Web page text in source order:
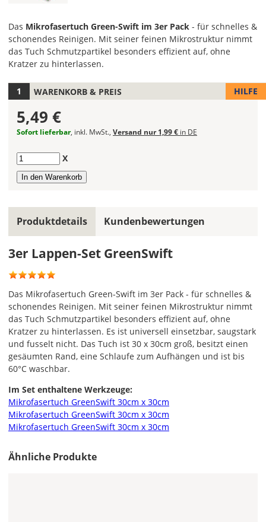
Das Mikrofasertuch Green-Swift im 3er Pack - für schnelles &
schonendes Reinigen. Mit seiner feinen Mikrostruktur nimmt
das Tuch Schmutzpartikel besonders effizient auf, ohne
Kratzer zu hinterlassen.
Lieferzeit
&
Versandkosten?
Economy
Deutschland
Mo., 17.08. -
Fr., 21.08.
ohne
Produktionsaufschlag
Versandkosten 1,99
EUR
Deutschland
EU
AT
WARENKORB & PREIS HILFE
5,49 €
Sofort lieferbar, inkl. MwSt., Versand nur 1,99 € in DE
Anzahl X
Produktdetails
3er Lappen-Set GreenSwift
Das Mikrofasertuch Green-Swift im 3er Pack - für schnelles &
schonendes Reinigen. Mit seiner feinen Mikrostruktur nimmt
das Tuch Schmutzpartikel besonders effizient auf, ohne
Kratzer zu hinterlassen. Es ist universell einsetzbar, saugstark
und fusselt nicht. Das Tuch ist 30 x 30cm groß, besitzt einen
gesäumten Rand, eine Schlaufe zum Aufhängen und ist bis
60°C waschbar.
Im Set enthaltene Werkzeuge:
Mikrofasertuch GreenSwift 30cm x 30cm
Mikrofasertuch GreenSwift 30cm x 30cm
Mikrofasertuch GreenSwift 30cm x 30cm
Kundenbewertungen
Ähnliche Produkte